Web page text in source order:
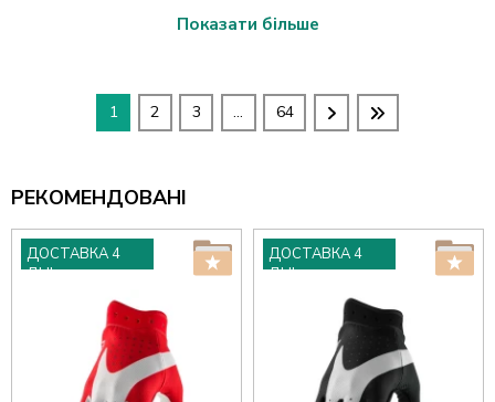
Показати більше
1 2 3 ... 64
РЕКОМЕНДОВАНІ
ДОСТАВКА 4
ДНІ
ДОСТАВКА 4
ДНІ